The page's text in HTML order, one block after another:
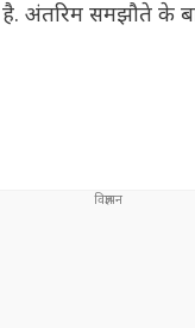
समझौते के